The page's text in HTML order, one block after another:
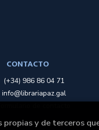
CONTACTO
(+34) 986 86 04 71
info@librariapaz.gal
y de terceros